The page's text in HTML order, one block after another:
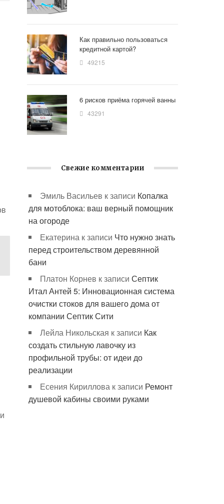
Как правильно пользоваться
кредитной картой?
49215
6 рисков приёма горячей ванны
43291
Свежие комментарии
Эмиль Васильев к записи Копалка
для мотоблока: ваш верный помощник
на огороде
Екатерина к записи Что нужно знать
перед строительством деревянной
бани
Платон Корнев к записиСептик
Итал Антей 5: Инновационная система
очистки стоков для вашего дома от
компании Септик Сити
Лейла Никольская к записи Как
создать стильную лавочку из
профильной трубы: от идеи до
реализации
Есения Кириллова к записи Ремонт
душевой кабины своими руками